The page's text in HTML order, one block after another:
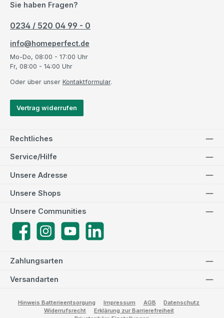
Sie haben Fragen?
0234 / 520 04 99 - 0
info@homeperfect.de
Mo-Do, 08:00 - 17:00 Uhr
Fr, 08:00 - 14:00 Uhr
Oder über unser Kontaktformular.
Vertrag widerrufen
Rechtliches
Service/Hilfe
Zahlungsarten
Versandarten
Unsere Adresse
Unsere Communities
FacebookInstagramYouTube
Unsere Shops
Hinweis Batterieentsorgung Impressum AGB
Datenschutz
Widerrufsrecht
Erklärung zur Barrierefreiheit